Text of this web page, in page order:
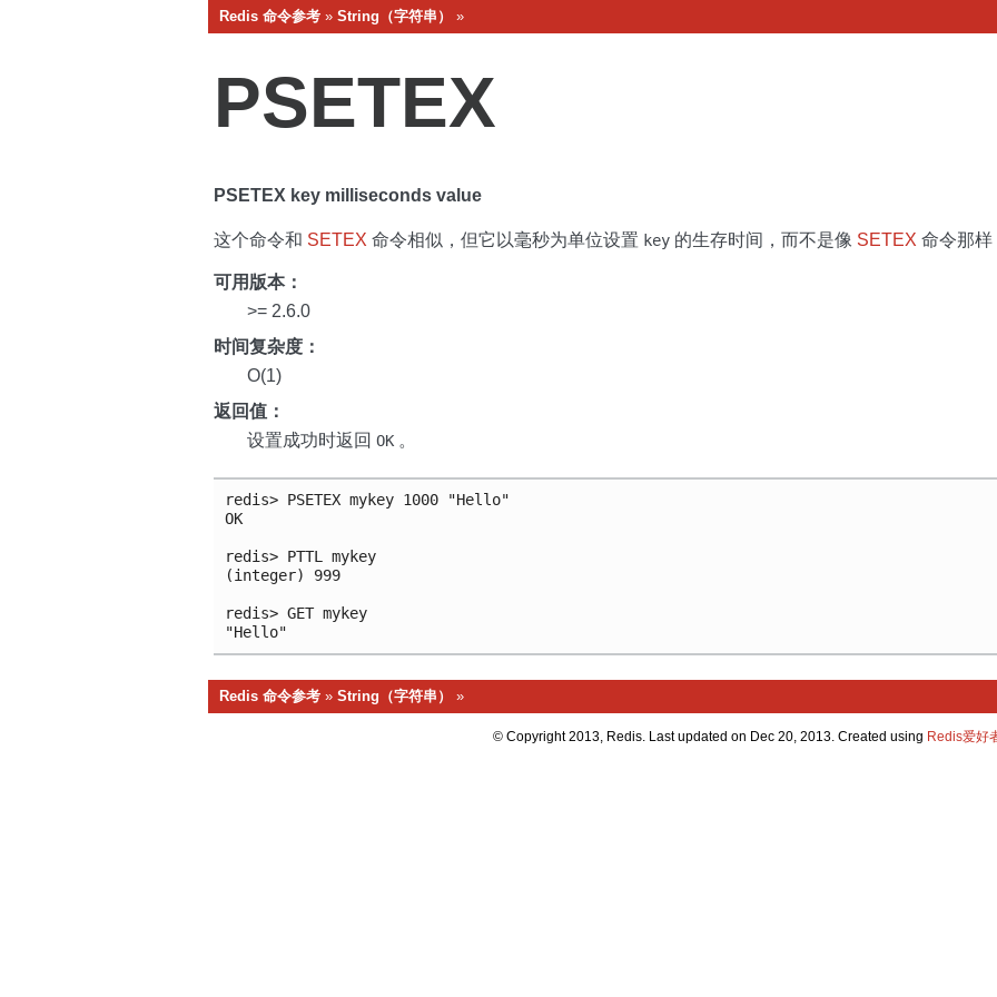
Redis 命令参考 » String（字符串） »
PSETEX
PSETEX key milliseconds value
这个命令和 SETEX 命令相似，但它以毫秒为单位设置 key 的生存时间，而不是像 SETEX 命令那样
可用版本：
>= 2.6.0
时间复杂度：
O(1)
返回值：
设置成功时返回 OK 。
redis> PSETEX mykey 1000 "Hello"
OK
redis> PTTL mykey
(integer) 999
redis> GET mykey
"Hello"
Redis 命令参考 » String（字符串） »
© Copyright 2013, Redis. Last updated on Dec 20, 2013. Created using Redis爱好